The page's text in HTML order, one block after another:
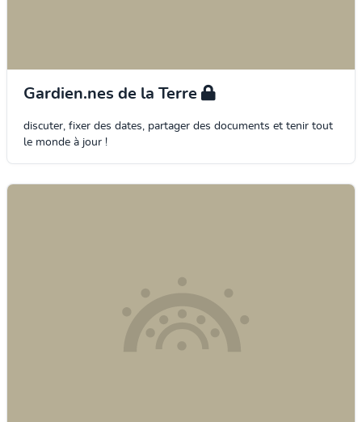
Gardien.nes de la Terre
discuter, fixer des dates, partager des documents et tenir tout
le monde à jour !